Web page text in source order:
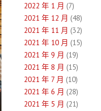
2022 年 1 月 (7)
2021 年 12 月 (48)
2021 年 11 月 (32)
2021 年 10 月 (15)
2021 年 9 月 (19)
2021 年 8 月 (15)
2021 年 7 月 (10)
2021 年 6 月 (28)
2021 年 5 月 (21)